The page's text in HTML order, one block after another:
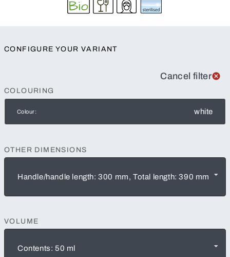
CONFIGURE YOUR VARIANT
Cancel filter
COLOURING
Colour: white
OTHER DIMENSIONS
Handle/handle length: 300 mm, Total length: 390 mm
VOLUME
Contents: 50 ml